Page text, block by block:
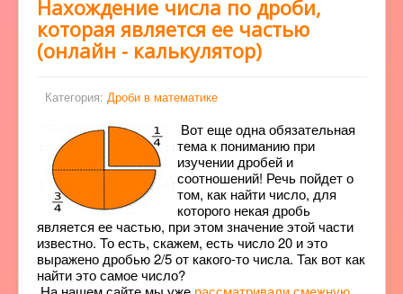
Нахождение числа по дроби,
которая является ее частью
(онлайн - калькулятор)
Категория: Дроби в математике
Вот еще одна обязательная
тема к пониманию при
изучении дробей и
соотношений! Речь пойдет о
том, как найти число, для
которого некая дробь
является ее частью, при этом значение этой части
известно. То есть, скажем, есть число 20 и это
выражено дробью 2/5 от какого-то числа. Так вот как
найти это самое число?